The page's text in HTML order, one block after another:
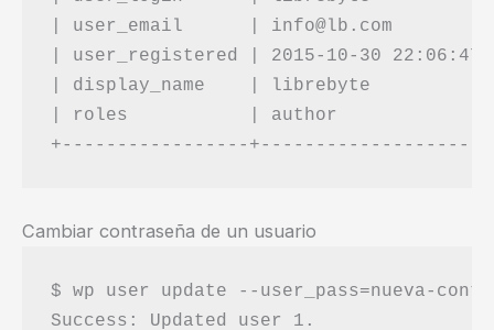
| user_email      | info@lb.com
| user_registered | 2015-10-30 22:06:47
| display_name    | librebyte
| roles           | author
Cambiar contraseña de un usuario
$ wp user update --user_pass=nueva-